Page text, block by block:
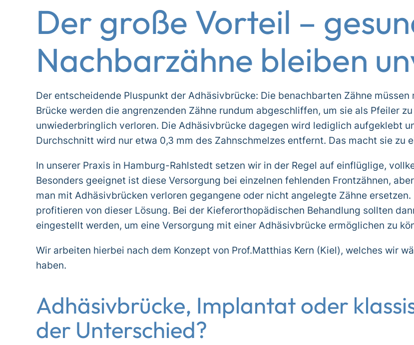
Der große Vorteil –
Nachbarzähne bleiben
Der entscheidende Pluspunkt der Adhäsivbrücke: Die benachbarten Zähne
Brücke werden die angrenzenden Zähne rundum abgeschliffen, um sie als Pfeiler
unwiederbringlich verloren. Die Adhäsivbrücke dagegen wird lediglich aufgeklebt
Durchschnitt wird nur etwa 0,3 mm des Zahnschmelzes entfernt. Das macht sie zu
In unserer Praxis in Hamburg-Rahlstedt setzen wir in der Regel auf einflüglige,
Besonders geeignet ist diese Versorgung bei einzelnen fehlenden Frontzähnen,
man mit Adhäsivbrücken verloren gegangene oder nicht angelegte Zähne
profitieren von dieser Lösung. Bei der Kieferorthopädischen Behandlung sollten
eingestellt werden, um eine Versorgung mit einer Adhäsivbrücke ermöglichen zu
Wir arbeiten hierbei nach dem Konzept von Prof.Matthias Kern (Kiel), welches wir
haben.
Adhäsivbrücke, Implantat oder
der Unterschied?